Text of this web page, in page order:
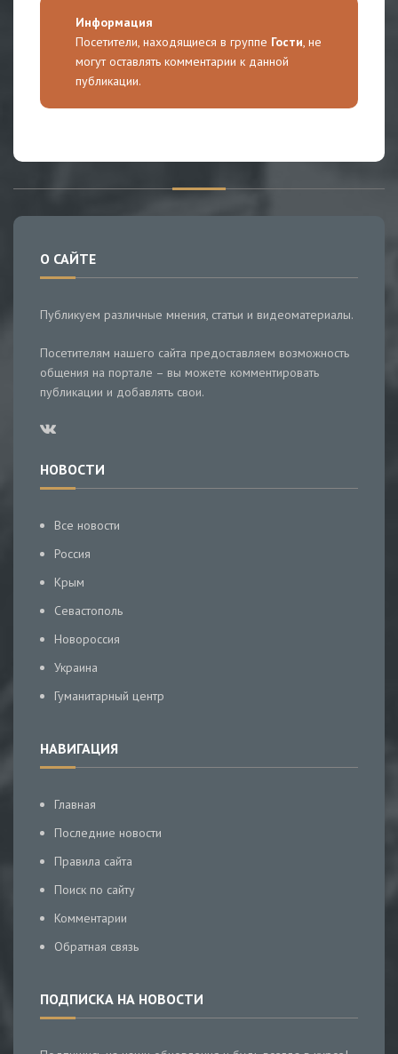
Информация
Посетители, находящиеся в группе Гости, не
могут оставлять комментарии к данной
публикации.
О САЙТЕ
Публикуем различные мнения, статьи и видеоматериалы.
Посетителям нашего сайта предоставляем возможность
общения на портале – вы можете комментировать
публикации и добавлять свои.
НОВОСТИ
Все новости
Россия
Крым
Севастополь
Новороссия
Украина
Гуманитарный центр
НАВИГАЦИЯ
Главная
Последние новости
Правила сайта
Поиск по сайту
Комментарии
Обратная связь
ПОДПИСКА НА НОВОСТИ